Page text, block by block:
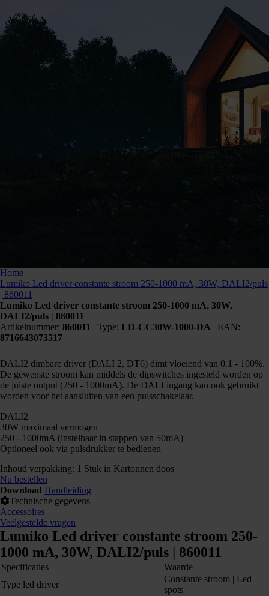
Home
Lumiko Led driver constante stroom 250-1000 mA, 30W, DALI2/puls
| 860011
Lumiko Led driver constante stroom 250-1000 mA, 30W,
DALI2/puls | 860011
Artikelnummer: 860011 | Type: LD-CC30W-1000-DA | EAN:
8716643073517
DALI2 dimbare driver (DALI 2, DT6) dimt vloeiend van 0.1 - 100%.
De gewenste stroom kan middels de dipswitches ingesteld worden op
de juiste output (250 - 1000mA). De DALI ingang kan ook gebruikt
worden voor het aansluiten van een pulsschakelaar.
DALI2
30W maximaal vermogen
250 - 1000mA (instelbaar in stappen van 50mA)
Optioneel ook via pulsdrukker te bedienen
Inhoud verpakking: 1 Stuk in Kartonnen doos
Nu bestellen
Download Handleiding
Technische gegevens
Accessoires
Veelgestelde vragen
Lumiko Led driver constante stroom 250-
1000 mA, 30W, DALI2/puls | 860011
Specificaties
Waarde
Type led driver
Constante stroom | Led
spots